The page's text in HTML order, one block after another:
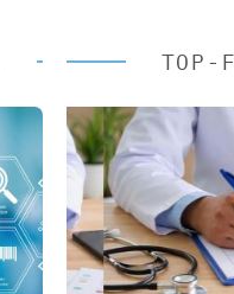
TOP-